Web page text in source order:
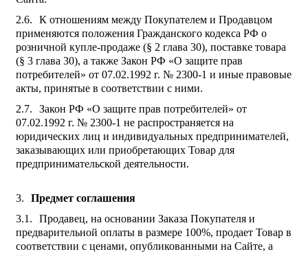
К отношениям между Покупателем и Продавцом
применяются положения Гражданского кодекса РФ о
розничной купле-продаже (§ 2 глава 30), поставке товара
(§ 3 глава 30), а также Закон РФ «О защите прав
потребителей» от 07.02.1992 г. № 2300-1 и иные правовые
акты, принятые в соответствии с ними.
Закон РФ «О защите прав потребителей» от
07.02.1992 г. № 2300-1 не распространяется на
юридических лиц и индивидуальных предпринимателей,
заказывающих или приобретающих Товар для
предпринимательской деятельности.
Предмет соглашения
Продавец, на основании Заказа Покупателя и
предварительной оплаты в размере 100%, продает Товар в
соответствии с ценами, опубликованными на Сайте, а